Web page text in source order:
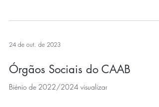
24 de out. de 2023
Órgãos Sociais do CAAB
Biénio de 2022/2024 visualizar